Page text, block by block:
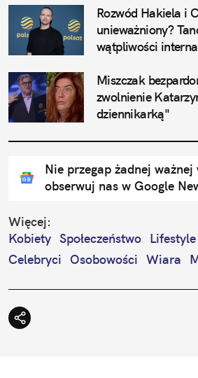
Rozwód Hakiela i
unieważniony?
wątpliwości
Miszczak
zwolnienie
dziennikarką"
Nie przegap żadnej
obserwuj nas w Google
Więcej:
Kobiety Społeczeństwo Lifestyle
Celebryci
Osobowości Wiara